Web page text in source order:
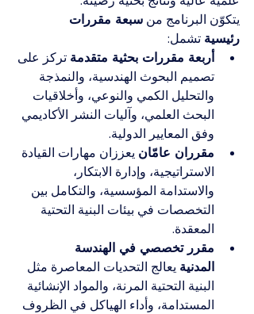
يتكوّن البرنامج من سبعة مقررات
رئيسية تشمل:
أربعة مقررات بحثية متقدمة تركز على
تصميم البحوث الهندسية، والنمذجة
والتحليل الكمي والنوعي، وأخلاقيات
البحث العلمي، وآليات النشر الأكاديمي
وفق المعايير الدولية.
مقرران عامّان يعززان مهارات القيادة
الاستراتيجية، وإدارة الابتكار،
والاستدامة المؤسسية، والتكامل بين
التخصصات في بيئات البنية التحتية
المعقدة.
مقرر تخصصي في الهندسة
المدنية يعالج التحديات المعاصرة مثل
البنية التحتية المرنة، والمواد الإنشائية
المستدامة، وأداء الهياكل في الظروف